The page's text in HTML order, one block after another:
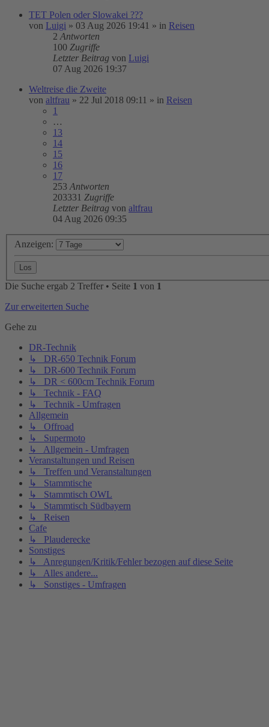
TET Polen oder Slowakei ???
von Luigi » 03 Aug 2026 19:41 » in Reisen
2 Antworten
100 Zugriffe
Letzter Beitrag von Luigi
07 Aug 2026 19:37
Weltreise die Zweite
von altfrau » 22 Jul 2018 09:11 » in Reisen
1
…
13
14
15
16
17
253 Antworten
203331 Zugriffe
Letzter Beitrag von altfrau
04 Aug 2026 09:35
Anzeigen:
Die Suche ergab 2 Treffer • Seite 1 von 1
Zur erweiterten Suche
Gehe zu
DR-Technik
↳ DR-650 Technik Forum
↳ DR-600 Technik Forum
↳ DR < 600cm Technik Forum
↳ Technik - FAQ
↳ Technik - Umfragen
Allgemein
↳ Offroad
↳ Supermoto
↳ Allgemein - Umfragen
Veranstaltungen und Reisen
↳ Treffen und Veranstaltungen
↳ Stammtische
↳ Stammtisch OWL
↳ Stammtisch Südbayern
↳ Reisen
Cafe
↳ Plauderecke
Sonstiges
↳ Anregungen/Kritik/Fehler bezogen auf diese Seite
↳ Alles andere...
↳ Sonstiges - Umfragen